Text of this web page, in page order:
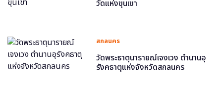
วัดแห่งขุนเขา
สกลนคร
วัดพระธาตุนารายณ์เจงเวง ตำนานอุ
รังคธาตุแห่งจังหวัดสกลนคร